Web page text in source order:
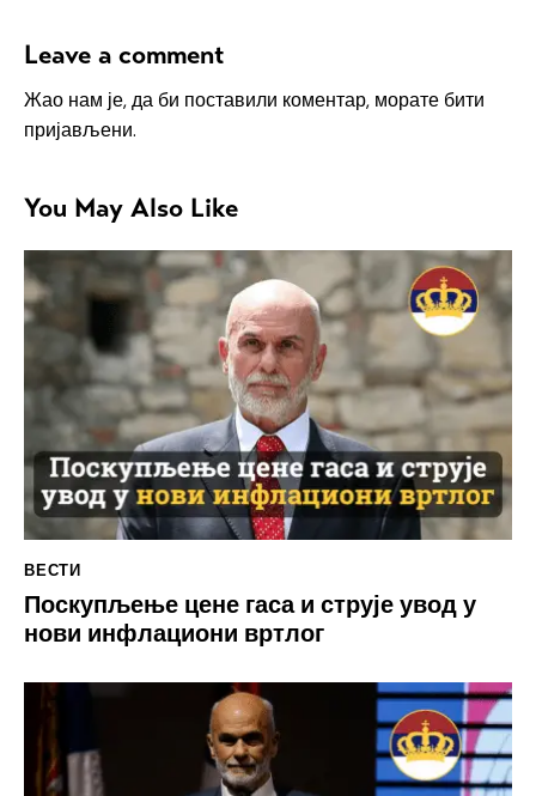
Leave a comment
Жао нам је, да би поставили коментар, морате бити
пријављени.
You May Also Like
ВЕСТИ
Поскупљење цене гаса и струје увод у
нови инфлациони вртлог